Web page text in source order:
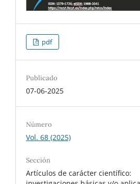
pdf
Publicado
07-06-2025
Número
Vol. 68 (2025)
Sección
Artículos de carácter científico: